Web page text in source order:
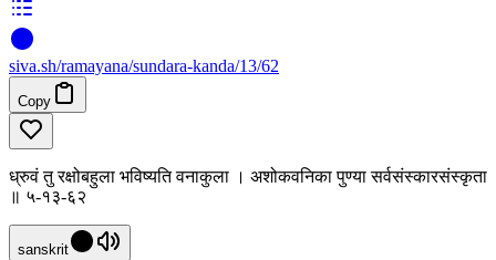
siva.sh/ramayana/sundara-kanda/13/62
Copy
ध्रुवं तु रक्षोबहुला भविष्यति वनाकुला । अशोकवनिका पुण्या सर्वसंस्कारसंस्कृता
॥ ५-१३-६२
sanskrit